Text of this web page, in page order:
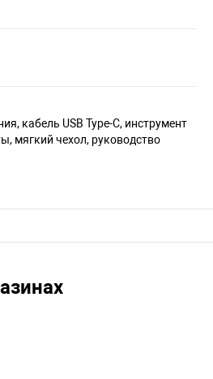
кабель USB Type-C, инструмент
мягкий чехол, руководство